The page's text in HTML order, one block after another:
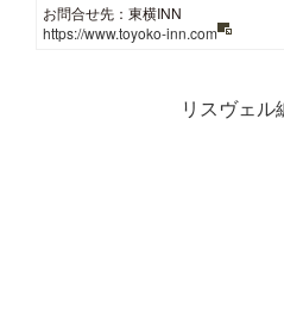
お問合せ先：東横INN
https://www.toyoko-inn.com
リスヴェ